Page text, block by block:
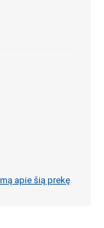
apie šią prekę